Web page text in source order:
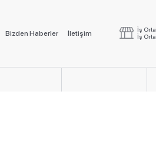
Bizden Haberler İletişim
İş
İş